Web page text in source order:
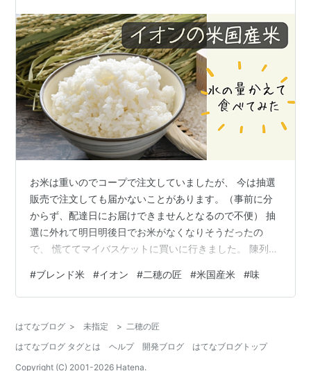
お米は重いのでコープで注文していましたが、 今は抽選
販売で注文しても届かないことがあります。（事前に分
からず、配達日にお届けできませんとなるので不便） 抽
選に外れて明日明後日でお米がなくなりそうだったの
で、 慌ててマイバスケットに買いに行きました。 陳列棚
（にすいのたくみ） 米国産米８割日本産米２割のブレン
ド米でした…
#ブレンド米 #イオン #二穂の匠 #米国産米 #味
はてなブログ > 未指定 > 二穂の匠
はてなブログ タグとは
ヘルプ 開発ブログ
はてなブログトップ
Copyright (C) 2001-2026 Hatena.